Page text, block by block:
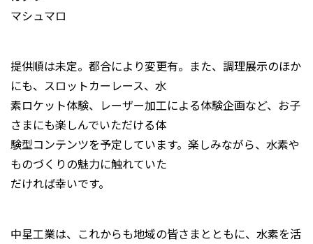
マシュマロ
提供順は未定。都合により変更有。また、調理展示のほか
にも、スロットカーレース、水
素ロケット体験、レーザー加工による体験企画など、お子
さまにも楽しんでいただける体
験型コンテンツを予定しています。楽しみながら、水素や
ものづくりの魅力に触れていた
だければ幸いです。
中星工業は、これからも地域の皆さまとともに、水素を活